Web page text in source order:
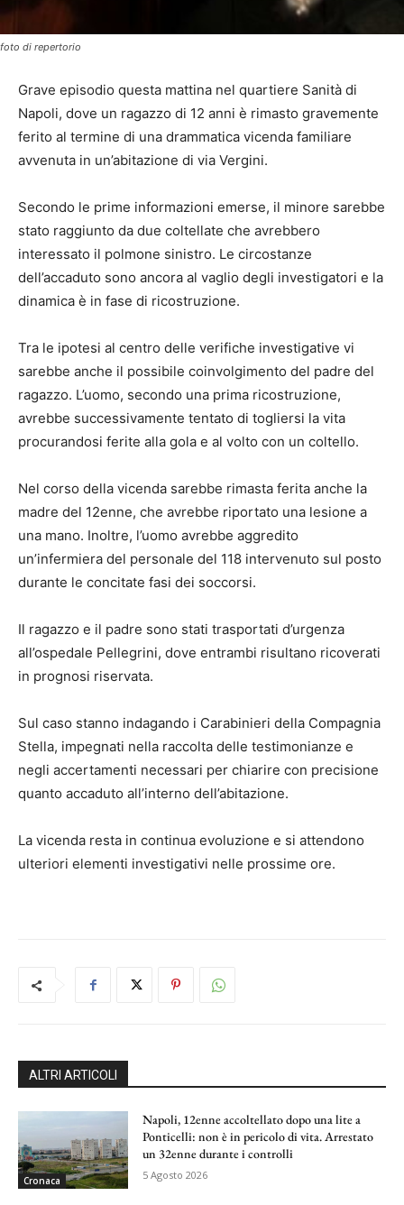
foto di repertorio
Grave episodio questa mattina nel quartiere Sanità di
Napoli, dove un ragazzo di 12 anni è rimasto gravemente
ferito al termine di una drammatica vicenda familiare
avvenuta in un’abitazione di via Vergini.
Secondo le prime informazioni emerse, il minore sarebbe
stato raggiunto da due coltellate che avrebbero
interessato il polmone sinistro. Le circostanze
dell’accaduto sono ancora al vaglio degli investigatori e la
dinamica è in fase di ricostruzione.
Tra le ipotesi al centro delle verifiche investigative vi
sarebbe anche il possibile coinvolgimento del padre del
ragazzo. L’uomo, secondo una prima ricostruzione,
avrebbe successivamente tentato di togliersi la vita
procurandosi ferite alla gola e al volto con un coltello.
Nel corso della vicenda sarebbe rimasta ferita anche la
madre del 12enne, che avrebbe riportato una lesione a
una mano. Inoltre, l’uomo avrebbe aggredito
un’infermiera del personale del 118 intervenuto sul posto
durante le concitate fasi dei soccorsi.
Il ragazzo e il padre sono stati trasportati d’urgenza
all’ospedale Pellegrini, dove entrambi risultano ricoverati
in prognosi riservata.
Sul caso stanno indagando i Carabinieri della Compagnia
Stella, impegnati nella raccolta delle testimonianze e
negli accertamenti necessari per chiarire con precisione
quanto accaduto all’interno dell’abitazione.
La vicenda resta in continua evoluzione e si attendono
ulteriori elementi investigativi nelle prossime ore.
ALTRI ARTICOLI
Cronaca
Napoli, 12enne accoltellato dopo una lite a
Ponticelli: non è in pericolo di vita. Arrestato
un 32enne durante i controlli
5 Agosto 2026